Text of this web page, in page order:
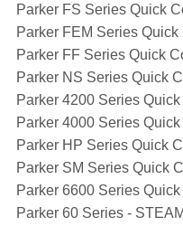
Parker FS Series Quick
Parker FEM Series
Parker FF Series Quick
Parker NS Series Quick
Parker 4200 Series
Parker 4000 Series
Parker HP Series Quick
Parker SM Series Quick
Parker 6600 Series
Parker 60 Series -